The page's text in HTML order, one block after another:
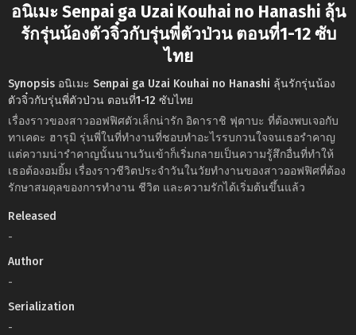
อนิเมะ Senpai ga Uzai Kouhai no Hanashi ลุ้น
รักรุ่นน้องตัวจิ๋วกับรุ่นพี่ตัวป่วน ตอนที่1-12 ซับ
ไทย
Synopsis อนิเมะ Senpai ga Uzai Kouhai no Hanashi ลุ้นรักรุ่นน้อง
ตัวจิ๋วกับรุ่นพี่ตัวป่วน ตอนที่1-12 ซับไทย
เรื่องราวของสาวออฟฟิศตัวเล็กน่ารัก อิดาราชิ ฟุตาบะ ที่ต้องพบเจอกับ
ทาเคดะ ฮารุมิ รุ่นพี่ในที่ทำงานที่ชอบทำอะไรรบกวนใจจนเธอรำคาญ
แต่ความน่ารำคาญนั้นนานวันเข้าก็เริ่มกลายเป็นความรู้สึกอื่นที่ทำให้
เธอต้องอมยิ้ม เรื่องราวชีวิตประจำวันในวัยทำงานของสาวออฟฟิศที่ต้อง
รักษาสมดุลของการทำงาน ชีวิต และความรักได้เริ่มต้นขึ้นแล้ว
Released
-
Author
-
Serialization
-